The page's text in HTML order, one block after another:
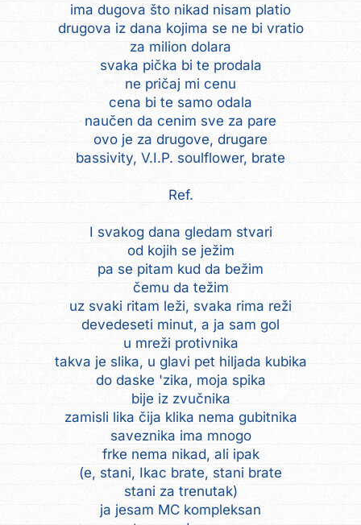
ima dugova što nikad nisam platio
drugova iz dana kojima se ne bi vratio
za milion dolara
svaka pička bi te prodala
ne pričaj mi cenu
cena bi te samo odala
naučen da cenim sve za pare
ovo je za drugove, drugare
bassivity, V.I.P. soulflower, brate
Ref.
I svakog dana gledam stvari
od kojih se ježim
pa se pitam kud da bežim
čemu da težim
uz svaki ritam leži, svaka rima reži
devedeseti minut, a ja sam gol
u mreži protivnika
takva je slika, u glavi pet hiljada kubika
do daske 'zika, moja spika
bije iz zvučnika
zamisli lika čija klika nema gubitnika
saveznika ima mnogo
frke nema nikad, ali ipak
(e, stani, Ikac brate, stani brate
stani za trenutak)
ja jesam MC kompleksan